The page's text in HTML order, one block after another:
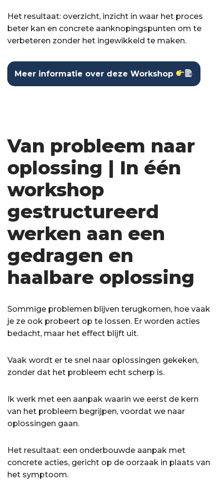
Het resultaat: overzicht, inzicht in waar het proces
beter kan en concrete aanknopingspunten om te
verbeteren zonder het ingewikkeld te maken.
Meer informatie over deze Workshop
Van probleem naar
oplossing | In één
workshop
gestructureerd
werken aan een
gedragen en
haalbare oplossing
Sommige problemen blijven terugkomen, hoe vaak
je ze ook probeert op te lossen. Er worden acties
bedacht, maar het effect blijft uit.
Vaak wordt er te snel naar oplossingen gekeken,
zonder dat het probleem echt scherp is.
Ik werk met een aanpak waarin we eerst de kern
van het probleem begrijpen, voordat we naar
oplossingen gaan.
Het resultaat: een onderbouwde aanpak met
concrete acties, gericht op de oorzaak in plaats van
het symptoom.